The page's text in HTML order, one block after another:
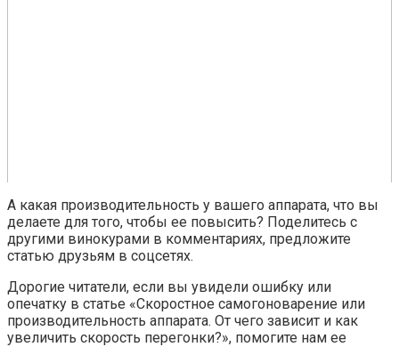
А какая производительность у вашего аппарата, что вы
делаете для того, чтобы ее повысить? Поделитесь с
другими винокурами в комментариях, предложите
статью друзьям в соцсетях.
Дорогие читатели, если вы увидели ошибку или
опечатку в статье «Скоростное самогоноварение или
производительность аппарата. От чего зависит и как
увеличить скорость перегонки?», помогите нам ее